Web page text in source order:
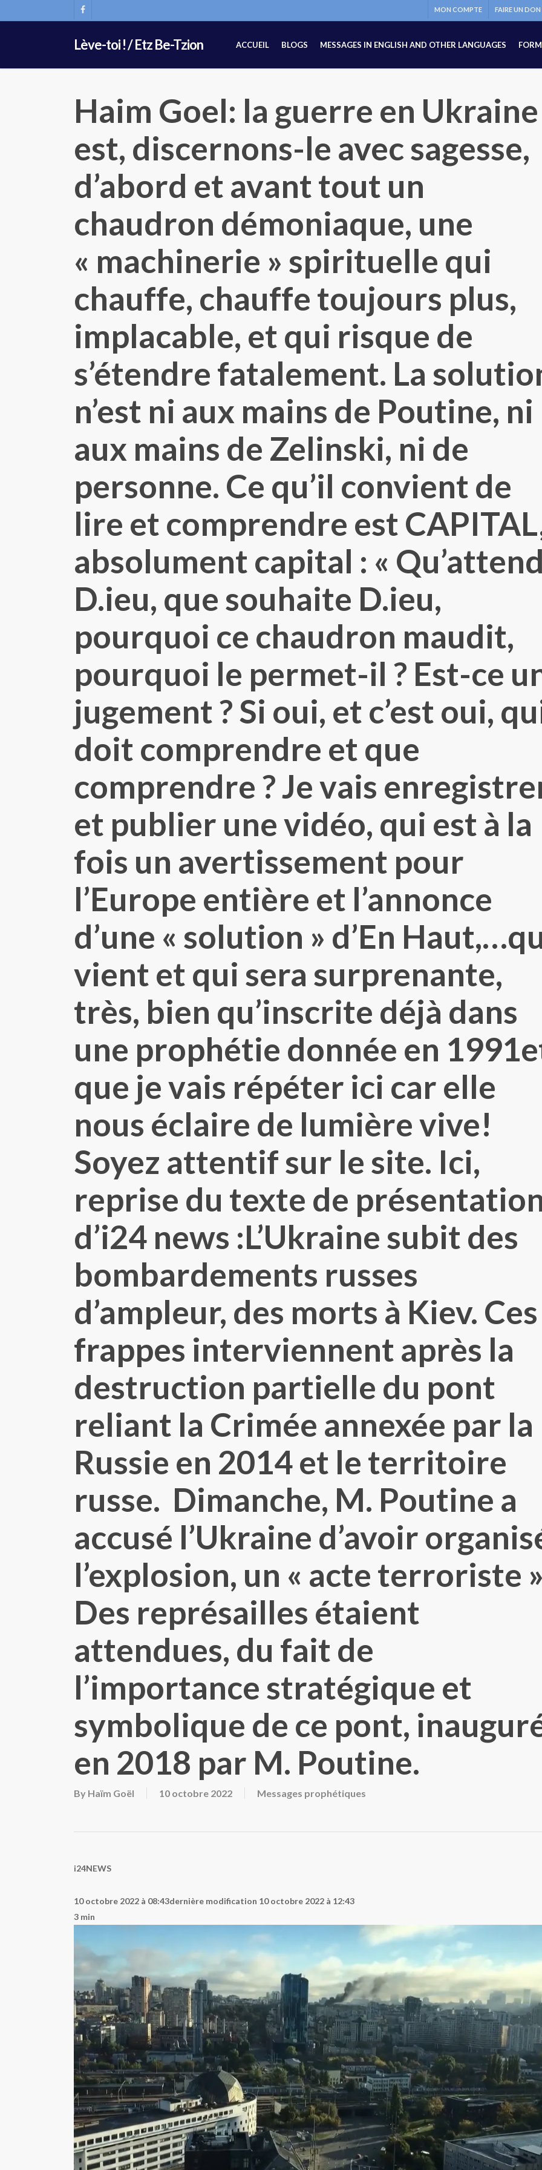
to
FACEBOOK
MON COMPTE FAIRE UN DON
Lève-toi ! / Etz Be-Tzion ACCUEIL BLOGS MESSAGES IN ENGLISH AND OTHER LANGUAGES
Haim Goel: la guerre en Ukraine
est, discernons-le avec sagesse,
d’abord et avant tout un
chaudron démoniaque, une
« machinerie » spirituelle qui
chauffe, chauffe toujours plus,
implacable, et qui risque de
s’étendre fatalement. La
n’est ni aux mains de Poutine, ni
aux mains de Zelinski, ni de
personne. Ce qu’il convient de
lire et comprendre est
absolument capital : «
D.ieu, que souhaite D.ieu,
pourquoi ce chaudron maudit,
pourquoi le permet-il ? Est-ce
jugement ? Si oui, et c’est oui,
doit comprendre et que
comprendre ? Je vais
et publier une vidéo, qui est à la
fois un avertissement pour
l’Europe entière et l’annonce
d’une « solution » d’En
vient et qui sera surprenante,
très, bien qu’inscrite déjà dans
une prophétie donnée en
que je vais répéter ici car elle
nous éclaire de lumière vive!
Soyez attentif sur le site. Ici,
reprise du texte de
d’i24 news :L’Ukraine subit des
bombardements russes
d’ampleur, des morts à Kiev. Ces
frappes interviennent après la
destruction partielle du pont
reliant la Crimée annexée par la
Russie en 2014 et le territoire
russe. Dimanche, M. Poutine a
accusé l’Ukraine d’avoir
l’explosion, un « acte terroriste
Des représailles étaient
attendues, du fait de
l’importance stratégique et
symbolique de ce pont,
en 2018 par M. Poutine.
By Haïm Goël 10 octobre 2022 Messages prophétiques
i24NEWS
10 octobre 2022 à 08:43dernière modification 10 octobre 2022 à 12:43
3 min